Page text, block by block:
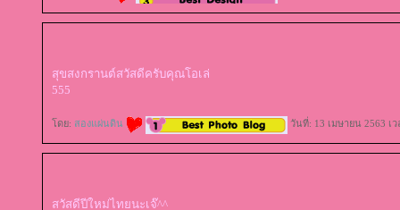
สุขสงกรานต์สวัสดีครับคุณโอเล่
555
ดย: สองแผ่นดิน วันที่: 13 เมษายน 2563 เ
สวัสดีปีใหม่ไทยนะเจ๊^^